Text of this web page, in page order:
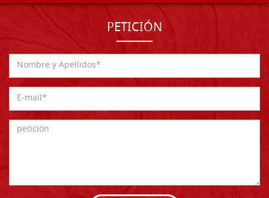
PETICIÓN